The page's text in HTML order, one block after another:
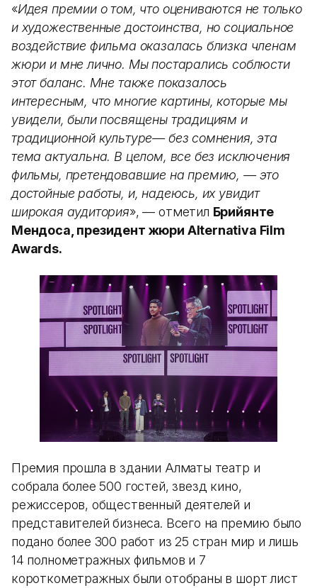
«Идея премии о том, что оцениваются не только
и художественные достоинства, но социальное
воздействие фильма оказалась близка членам
жюри и мне лично. Мы постарались соблюсти
этот баланс. Мне также показалось
интересным, что многие картины, которые мы
увидели, были посвящены традициям и
традиционной культуре— без сомнения, эта
тема актуальна. В целом, все без исключения
фильмы, претендовавшие на премию, — это
достойные работы, и, надеюсь, их увидит
широкая аудитория», — отметил Брийянте
Мендоса, президент жюри Alternativa Film
Awards.
Премия прошла в здании Алматы театр и
собрала более 500 гостей, звезд кино,
режиссеров, общественный деятелей и
представителей бизнеса. Всего на премию было
подано более 300 работ из 25 стран мир и лишь
14 полнометражных фильмов и 7
короткометражных были отобраны в шорт лист